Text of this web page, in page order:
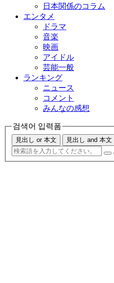
日本関係のコラム
エンタメ
ドラマ
音楽
映画
アイドル
芸能一般
ランキング
ニュース
コメント
みんなの感想
검색어 입력폼
見出し or 本文 見出し and 本文